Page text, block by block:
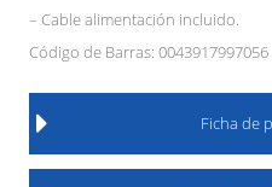
– Cable alimentación incluido.
Código de Barras:
Ficha de